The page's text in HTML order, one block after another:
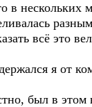
в нескольких
всё это
я от
был в этом